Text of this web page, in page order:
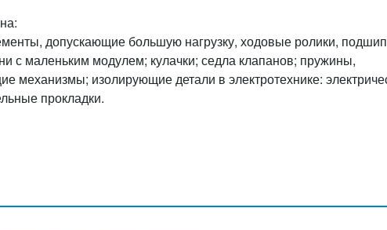
допускающие большую нагрузку, ходовые ролики,
с маленьким модулем; кулачки; седла клапанов; пружины,
механизмы; изолирующие детали в электротехнике:
прокладки.